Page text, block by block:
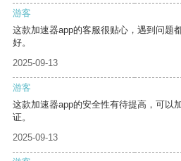
游客
这款加速器app的客服很贴心，遇到问题
好。
2025-09-13
游客
这款加速器app的安全性有待提高，可以
证。
2025-09-13